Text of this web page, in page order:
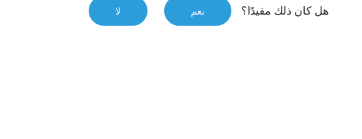
هل كان ذلك مفيدًا؟ نعم لا